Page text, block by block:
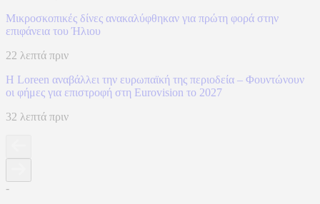
Μικροσκοπικές δίνες ανακαλύφθηκαν για πρώτη φορά στην
επιφάνεια του Ήλιου
22 λεπτά πριν
Η Loreen αναβάλλει την ευρωπαϊκή της περιοδεία – Φουντώνουν
οι φήμες για επιστροφή στη Eurovision το 2027
32 λεπτά πριν
-